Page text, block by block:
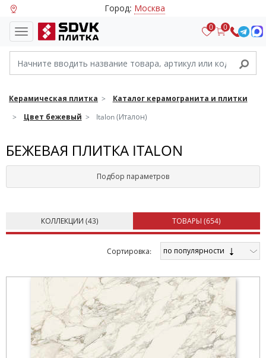
Город: Москва
0 0
Керамическая плитка
Каталог керамогранита и плитки
Цвет бежевый
Italon (Италон)
БЕЖЕВАЯ ПЛИТКА ITALON
Подбор параметров
КОЛЛЕКЦИИ (43) ТОВАРЫ (654)
Cортировка: по популярности